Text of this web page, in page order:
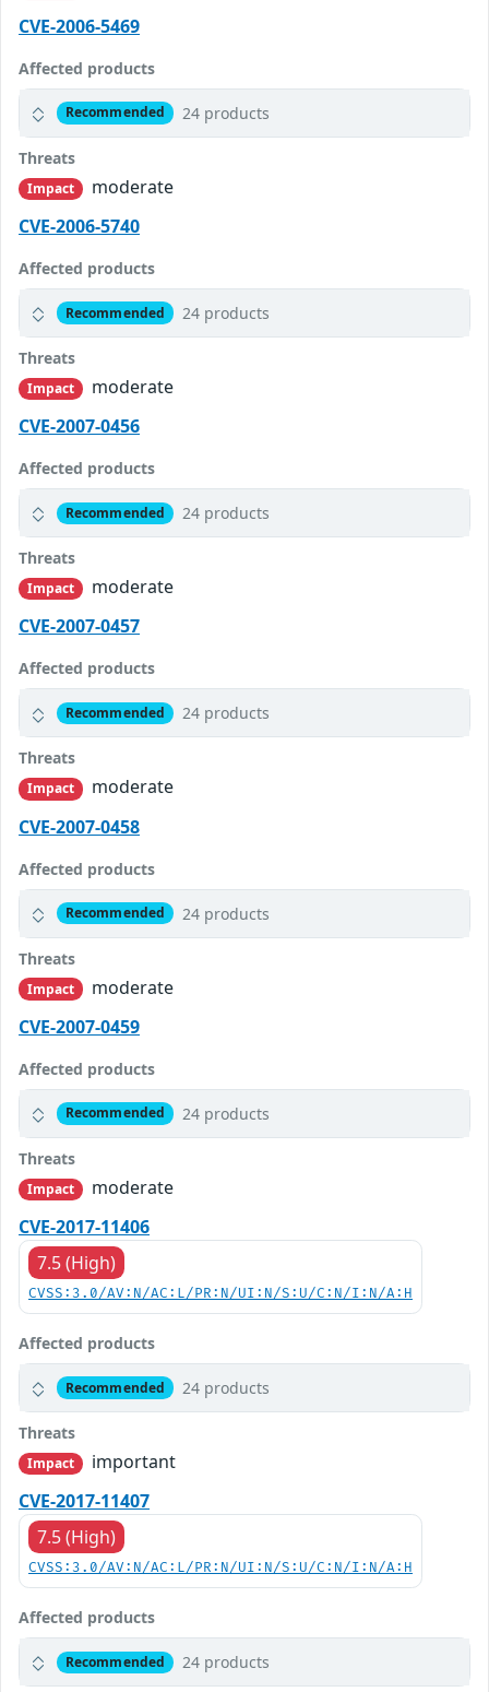
CVE-2006-5469
Affected products
Recommended 24 products
Threats
Impact
moderate
CVE-2006-5740
Affected products
Recommended 24 products
Threats
Impact
moderate
CVE-2007-0456
Affected products
Recommended 24 products
Threats
Impact
moderate
CVE-2007-0457
Affected products
Recommended 24 products
Threats
Impact
moderate
CVE-2007-0458
Affected products
Recommended 24 products
Threats
Impact
moderate
CVE-2007-0459
Affected products
Recommended 24 products
Threats
Impact
moderate
CVE-2017-11406
7.5 (High)
CVSS:3.0/AV:N/AC:L/PR:N/UI:N/S:U/C:N/I:N/A:H
Affected products
Recommended 24 products
Threats
Impact
important
CVE-2017-11407
7.5 (High)
CVSS:3.0/AV:N/AC:L/PR:N/UI:N/S:U/C:N/I:N/A:H
Affected products
Recommended 24 products